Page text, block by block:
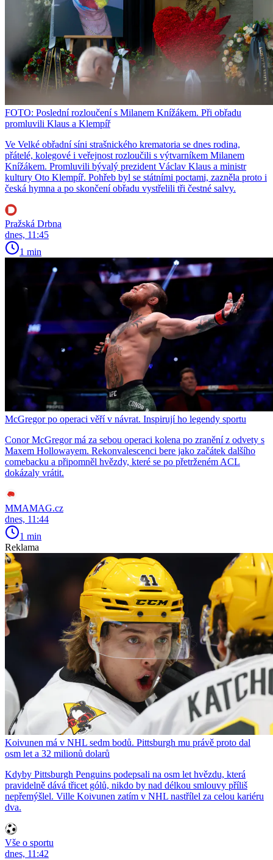
FOTO: Poslední rozloučení s Milanem Knížákem. Při obřadu
promluvili Klaus a Klempíř
Ve Velké obřadní síni strašnického krematoria se dnes rodina,
přátelé, kolegové i veřejnost rozloučili s výtvarníkem Milanem
Knížákem. Promluvili bývalý prezident Václav Klaus a ministr
kultury Oto Klempíř. Pohřeb byl se státními poctami, zazněla proto i
česká hymna a po skončení obřadu vystřelili tři čestné salvy.
Pražská Drbna
dnes, 11:45
1 min
McGregor po operaci věří v návrat. Inspirují ho legendy sportu
Conor McGregor má za sebou operaci kolena po zranění z odvety s
Maxem Hollowayem. Rekonvalescenci bere jako začátek dalšího
comebacku a připomněl hvězdy, které se po přetrženém ACL
dokázaly vrátit.
MMAMAG.cz
dnes, 11:44
1 min
Reklama
Koivunen má v NHL sedm bodů. Pittsburgh mu právě proto dal
osm let a 32 milionů dolarů
Kdyby Pittsburgh Penguins podepsali na osm let hvězdu, která
pravidelně dává třicet gólů, nikdo by nad délkou smlouvy příliš
nepřemýšlel. Ville Koivunen zatím v NHL nastřílel za celou kariéru
dva.
Vše o sportu
dnes, 11:42